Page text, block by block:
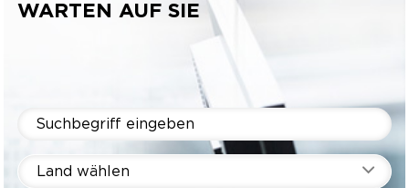
WARTEN AUF SIE
Land wählen